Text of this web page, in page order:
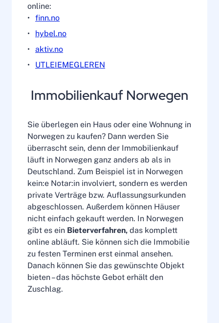
online:
finn.no
hybel.no
aktiv.no
UTLEIEMEGLEREN
Immobilienkauf Norwegen
Sie überlegen ein Haus oder eine Wohnung in
Norwegen zu kaufen? Dann werden Sie
überrascht sein, denn der Immobilienkauf
läuft in Norwegen ganz anders ab als in
Deutschland. Zum Beispiel ist in Norwegen
kein:e Notar:in involviert, sondern es werden
private Verträge bzw. Auflassungsurkunden
abgeschlossen. Außerdem können Häuser
nicht einfach gekauft werden. In Norwegen
gibt es ein Bieterverfahren, das komplett
online abläuft. Sie können sich die Immobilie
zu festen Terminen erst einmal ansehen.
Danach können Sie das gewünschte Objekt
bieten – das höchste Gebot erhält den
Zuschlag.